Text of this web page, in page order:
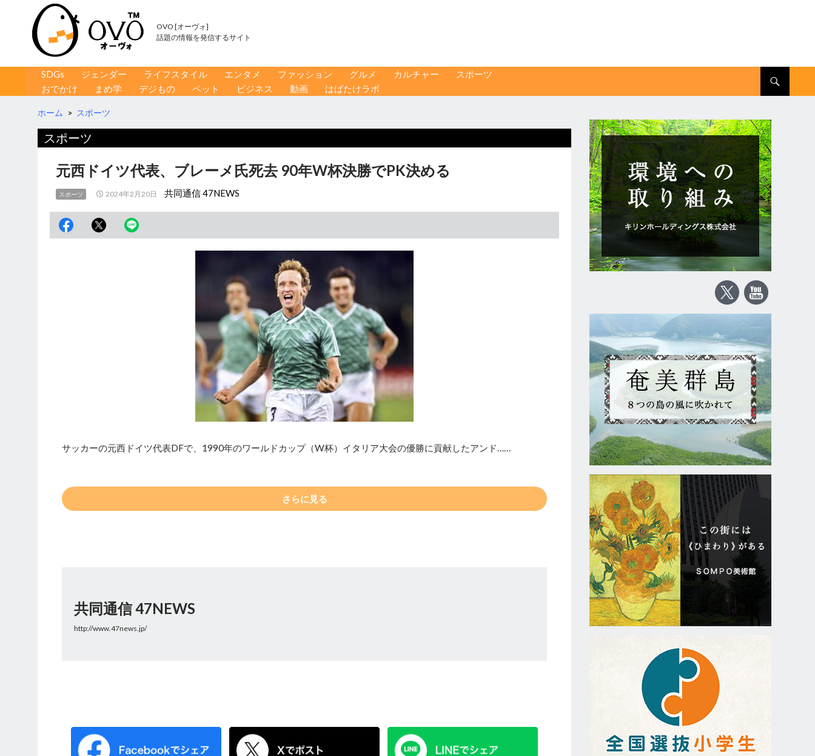
OVO [オーヴォ]
話題の情報を発信するサイト
コンテンツへ移動
SDGs ジェンダー ライフスタイル エンタメ ファッション グルメ カルチャー
スポーツ
おでかけ
まめ学 デジもの ペット ビジネス 動画 はばたけラボ
ホーム > スポーツ
スポーツ
元西ドイツ代表、ブレーメ氏死去 90年W杯決勝でPK決める
スポーツ 2024年2月20日 共同通信 47NEWS
サッカーの元西ドイツ代表DFで、1990年のワールドカップ（W杯）イタリア大会の優勝に貢献したアンド……
さらに見る
共同通信 47NEWS
http://www.47news.jp/